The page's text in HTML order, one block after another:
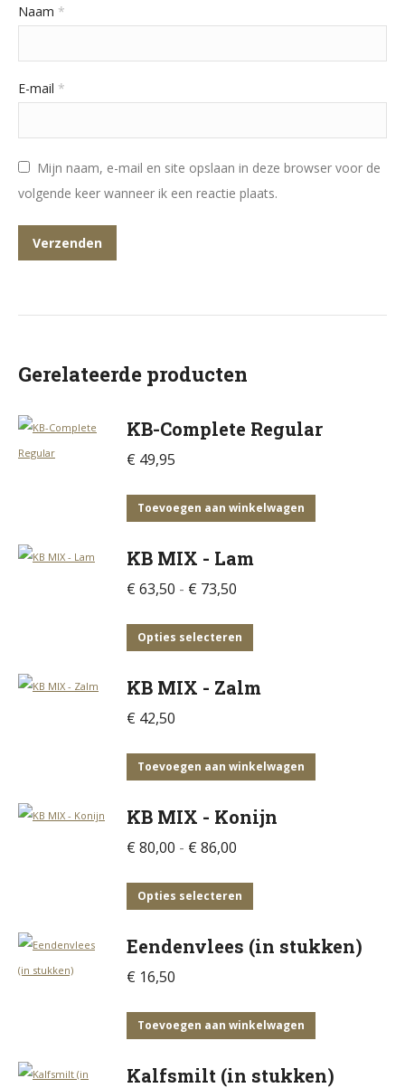
Naam *
E-mail *
Mijn naam, e-mail en site opslaan in deze browser voor de
volgende keer wanneer ik een reactie plaats.
Gerelateerde producten
KB-Complete Regular
€ 49,95
Toevoegen aan winkelwagen
KB MIX - Lam
€ 63,50 - € 73,50
tot
Opties selecteren
heeft
Deze
kan
de
productpagina
KB MIX - Zalm
€ 42,50
Toevoegen aan winkelwagen
KB MIX - Konijn
€ 80,00 - € 86,00
tot
Opties selecteren
heeft
Deze
kan
Eendenvlees (in stukken)
€ 16,50
Toevoegen aan winkelwagen
Kalfsmilt (in stukken)